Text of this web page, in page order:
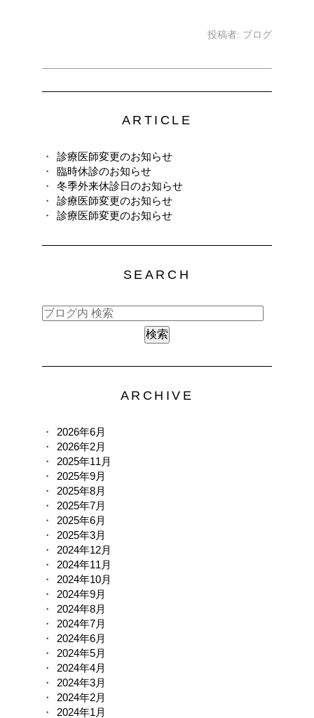
投稿者: ブログ
ARTICLE
診療医師変更のお知らせ
臨時休診のお知らせ
冬季外来休診日のお知らせ
診療医師変更のお知らせ
診療医師変更のお知らせ
SEARCH
ARCHIVE
2026年6月
2026年2月
2025年11月
2025年9月
2025年8月
2025年7月
2025年6月
2025年3月
2024年12月
2024年11月
2024年10月
2024年9月
2024年8月
2024年7月
2024年6月
2024年5月
2024年4月
2024年3月
2024年2月
2024年1月